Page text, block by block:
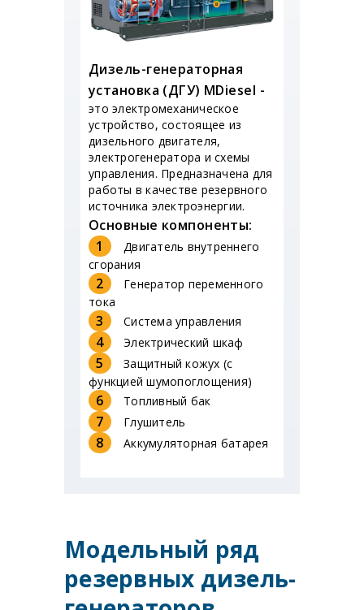
Дизель-генераторная
установка (ДГУ) MDiesel -
это электромеханическое
устройство, состоящее из
дизельного двигателя,
электрогенератора и схемы
управления. Предназначена для
работы в качестве резервного
источника электроэнергии.
Основные компоненты:
1
Двигатель внутреннего
сгорания
2
Генератор переменного
тока
3 Система управления
4 Электрический шкаф
5
Защитный кожух (с
функцией шумопоглощения)
6 Топливный бак
7 Глушитель
8 Аккумуляторная батарея
Модельный ряд
резервных дизель-